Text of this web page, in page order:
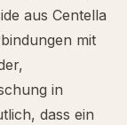
aus Centella
mit
in
dass ein